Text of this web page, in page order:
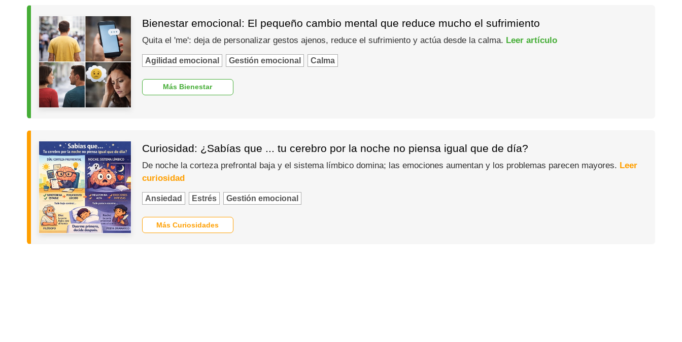
Bienestar emocional: El pequeño cambio mental que reduce mucho el sufrimiento
Quita el 'me': deja de personalizar gestos ajenos, reduce el sufrimiento y actúa desde la calma. Leer artículo
Agilidad emocional Gestión emocional Calma
Más Bienestar
Curiosidad: ¿Sabías que ... tu cerebro por la noche no piensa igual que de día?
De noche la corteza prefrontal baja y el sistema límbico domina; las emociones aumentan y los problemas parecen mayores. Leer
curiosidad
Ansiedad Estrés Gestión emocional
Más Curiosidades